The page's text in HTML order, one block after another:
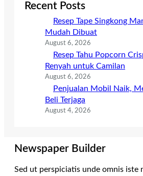
Recent Posts
Resep Tape Singkong
Mudah Dibuat
August 6, 2026
Resep Tahu Popcorn
Renyah untuk Camilan
August 6, 2026
Penjualan Mobil Naik,
Beli Terjaga
August 4, 2026
Newspaper Builder
Sed ut perspiciatis unde omnis iste